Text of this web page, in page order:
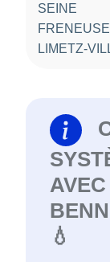
SEINE
FRENEUSE
LIMETZ-
💧